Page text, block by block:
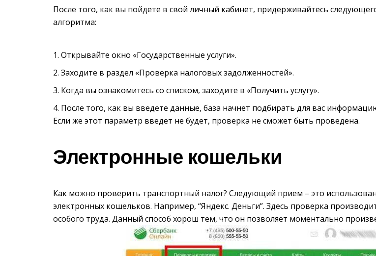
После того, как вы пойдете в свой личный кабинет, придерживайтесь
алгоритма:
Открывайте окно «Государственные услуги».
Заходите в раздел «Проверка налоговых задолженностей».
Когда вы ознакомитесь со списком, заходите в «Получить услугу».
После того, как вы введете данные, база начнет подбирать для вас
Если же этот параметр введет не будет, проверка не сможет быть проведена.
Электронные кошельки
Как можно проверить транспортный налог? Следующий прием – это
электронных кошельков. Например, “Яндекс. Деньги”. Здесь проверка
особого труда. Данный способ хорош тем, что он позволяет моментально